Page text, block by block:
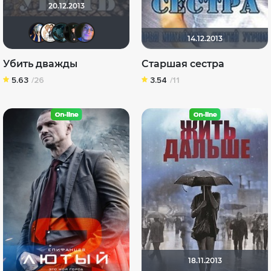
20.12.2013
Диян Кръстев
Сергей Лисицкий
KankuJurjevna
Убить дважды
5.63 /26
14.12.2013
Старшая сестра
3.54 /11
18.11.2013